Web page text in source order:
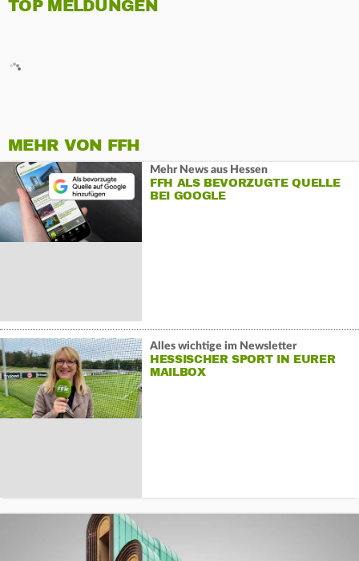
TOP MELDUNGEN
MEHR VON FFH
Mehr News aus Hessen
FFH ALS BEVORZUGTE QUELLE
BEI GOOGLE
Alles wichtige im Newsletter
HESSISCHER SPORT IN EURER
MAILBOX